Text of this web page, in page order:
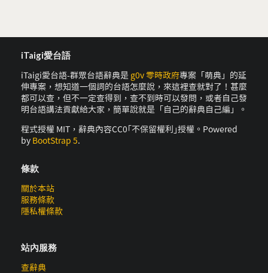
iTaigi愛台語
iTaigi愛台語-群眾台語辭典是 g0v 零時政府專案「萌典」的延
伸專案，想知道一個詞的台語怎麼說，來這裡查就對了！甚麼
都可以查，但不一定查得到，查不到時可以發問，或者自己發
明台語講法貢獻給大家，簡單說就是「自己的辭典自己編」。
程式授權 MIT，辭典內容CC0｢不保留權利｣授權。Powered
by BootStrap 5.
條款
關於本站
服務條款
隱私權條款
站內服務
查辭典